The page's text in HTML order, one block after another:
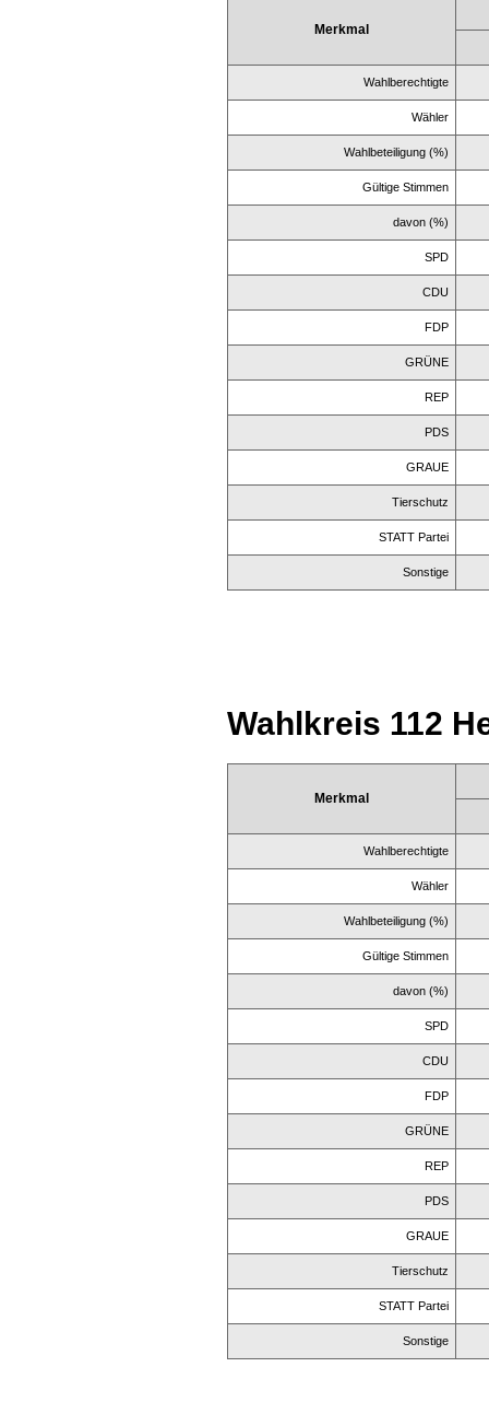
Merkmal
Wahlberechtigte
Wähler
Wahlbeteiligung (%)
Gültige Stimmen
davon (%)
SPD
CDU
FDP
GRÜNE
REP
PDS
GRAUE
Tierschutz
STATT Partei
Sonstige
Wahlkreis 112
Merkmal
Wahlberechtigte
Wähler
Wahlbeteiligung (%)
Gültige Stimmen
davon (%)
SPD
CDU
FDP
GRÜNE
REP
PDS
GRAUE
Tierschutz
STATT Partei
Sonstige